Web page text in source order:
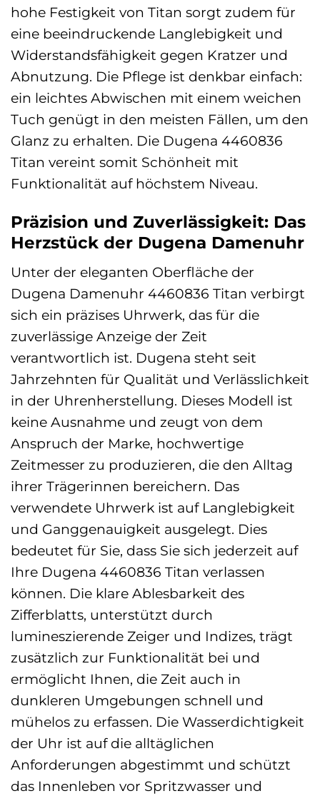
hohe Festigkeit von Titan sorgt zudem für
eine beeindruckende Langlebigkeit und
Widerstandsfähigkeit gegen Kratzer und
Abnutzung. Die Pflege ist denkbar einfach:
ein leichtes Abwischen mit einem weichen
Tuch genügt in den meisten Fällen, um den
Glanz zu erhalten. Die Dugena 4460836
Titan vereint somit Schönheit mit
Funktionalität auf höchstem Niveau.
Präzision und Zuverlässigkeit: Das
Herzstück der Dugena Damenuhr
Unter der eleganten Oberfläche der
Dugena Damenuhr 4460836 Titan verbirgt
sich ein präzises Uhrwerk, das für die
zuverlässige Anzeige der Zeit
verantwortlich ist. Dugena steht seit
Jahrzehnten für Qualität und Verlässlichkeit
in der Uhrenherstellung. Dieses Modell ist
keine Ausnahme und zeugt von dem
Anspruch der Marke, hochwertige
Zeitmesser zu produzieren, die den Alltag
ihrer Trägerinnen bereichern. Das
verwendete Uhrwerk ist auf Langlebigkeit
und Ganggenauigkeit ausgelegt. Dies
bedeutet für Sie, dass Sie sich jederzeit auf
Ihre Dugena 4460836 Titan verlassen
können. Die klare Ablesbarkeit des
Zifferblatts, unterstützt durch
lumineszierende Zeiger und Indizes, trägt
zusätzlich zur Funktionalität bei und
ermöglicht Ihnen, die Zeit auch in
dunkleren Umgebungen schnell und
mühelos zu erfassen. Die Wasserdichtigkeit
der Uhr ist auf die alltäglichen
Anforderungen abgestimmt und schützt
das Innenleben vor Spritzwasser und